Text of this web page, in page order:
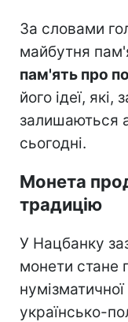
За словами
майбутня
пам'ять про
його ідеї,
залишаються
сьогодні.
Монета
традицію
У Нацбанку
монети стане
українсько-